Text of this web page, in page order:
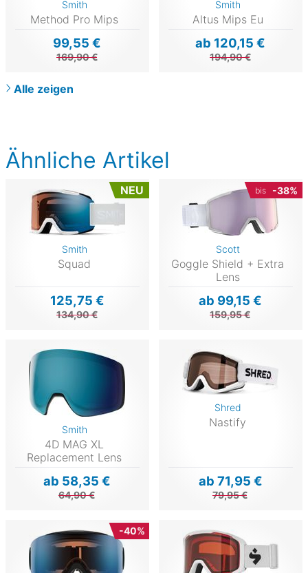
Ähnliche Artikel
NEU
Smith
Squad
125,75 €
134,90 €
bis -38%
Scott
Goggle Shield + Extra
Lens
ab 99,15 €
159,95 €
Smith
4D MAG XL
Replacement Lens
ab 58,35 €
64,90 €
Shred
Nastify
ab 71,95 €
79,95 €
-40%
Smith
Method Pro Mips
99,55 €
169,90 €
Smith
Altus Mips Eu
ab 120,15 €
194,90 €
Alle zeigen